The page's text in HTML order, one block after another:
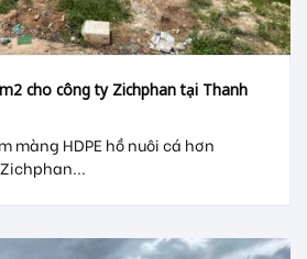
cho công ty Zichphan tại Thanh
màng HDPE hồ nuôi cá hơn